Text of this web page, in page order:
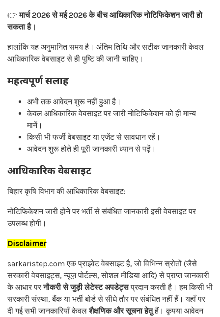
👉मार्च 2026 से मई 2026 के बीच आधिकारिक नोटिफिकेशन जारी हो
सकता है।
हालांकि यह अनुमानित समय है। अंतिम तिथि और सटीक जानकारी केवल
आधिकारिक वेबसाइट से ही पुष्टि की जानी चाहिए।
महत्वपूर्ण सलाह
अभी तक आवेदन शुरू नहीं हुआ है।
केवल आधिकारिक वेबसाइट पर जारी नोटिफिकेशन को ही मान्य
मानें।
किसी भी फर्जी वेबसाइट या एजेंट से सावधान रहें।
आवेदन शुरू होते ही पूरी जानकारी ध्यान से पढ़ें।
आधिकारिक वेबसाइट
बिहार कृषि विभाग की आधिकारिक वेबसाइट:
नोटिफिकेशन जारी होने पर भर्ती से संबंधित जानकारी इसी वेबसाइट पर
उपलब्ध होगी।
Disclaimer
sarkaristep.com एक प्राइवेट वेबसाइट है, जो विभिन्न स्रोतों (जैसे
सरकारी वेबसाइट्स, न्यूज़ पोर्टल्स, सोशल मीडिया आदि) से प्राप्त जानकारी
के आधार परनौकरी से जुड़ी लेटेस्ट अपडेट्सप्रदान करती है। हम किसी भी
सरकारी संस्था, बैंक या भर्ती बोर्ड से सीधे तौर पर संबंधित नहीं हैं। यहाँ पर
दी गई सभी जानकारियाँ केवलशैक्षणिक और सूचना हेतुहैं। कृपया आवेदन